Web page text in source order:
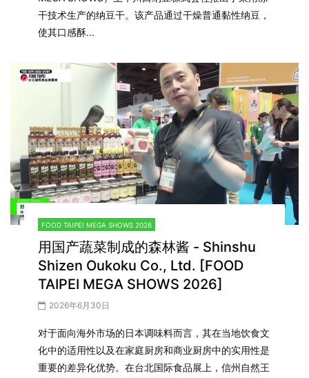
干技术生产的纳豆干。该产品通过干燥普通黏性纳豆，
使其口感酥...
FOOD TAIPEI MEGA SHOWS 2026
用国产蔬菜制成的森林酱 - Shinshu
Shizen Oukoku Co., Ltd. [FOOD
TAIPEI MEGA SHOWS 2026]
2026年6月30日
对于面向海外市场的日本调味料而言，其在当地饮食文
化中的适用性以及在家庭厨房和商业厨房中的实用性是
重要的差异化优势。在台北国际食品展上，信州自然王